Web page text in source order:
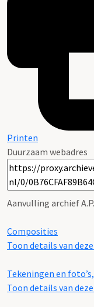
Printen
Duurzaam webadres
Aanvulling archief
Composities
Toon details van
Tekeningen en
Toon details van